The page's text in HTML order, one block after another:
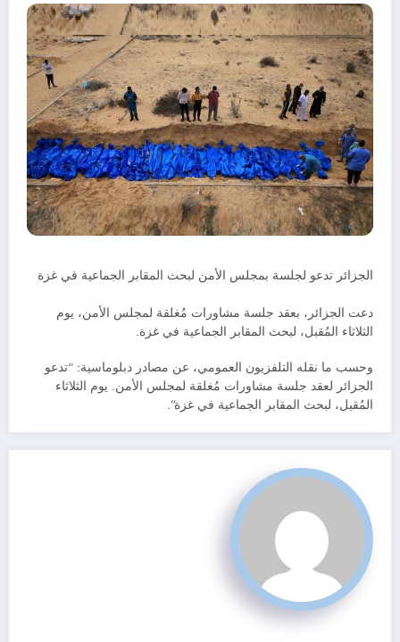
الجزائر تدعو لجلسة بمجلس الأمن لبحث المقابر الجماعية في غزة
دعت الجزائر، بعقد جلسة مشاورات مُغلقة لمجلس الأمن، يوم
الثلاثاء المُقبل، لبحث المقابر الجماعية في غزة.
وحسب ما نقله التلفزيون العمومي، عن مصادر دبلوماسية: “تدعو
الجزائر لعقد جلسة مشاورات مُغلقة لمجلس الأمن. يوم الثلاثاء
المُقبل، لبحث المقابر الجماعية في غزة”.